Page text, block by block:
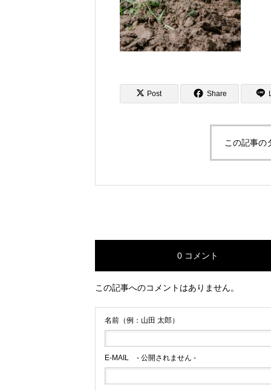
Post Share
この記事の
0 コメント
この記事へのコメントはありません。
名前（例：山田 太郎）
E-MAIL - 公開されません -
Hotel